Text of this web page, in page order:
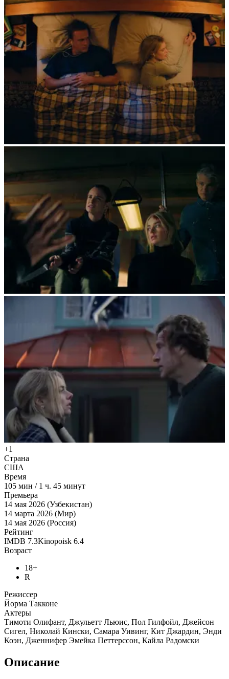
+1
Страна
США
Время
105 мин / 1 ч. 45 минут
Премьера
14 мая 2026 (Узбекистан)
14 марта 2026 (Мир)
14 мая 2026 (Россия)
Рейтинг
IMDB 7.3Kinopoisk 6.4
Возраст
18+
R
Режиссер
Йорма Такконе
Актеры
Тимоти Олифант, Джульетт Льюис, Пол Гилфойл, Джейсон
Сигел, Николай Кински, Самара Уивинг, Кит Джардин, Энди
Коэн, Дженнифер Эмейка Петтерссон, Кайла Радомски
Описание